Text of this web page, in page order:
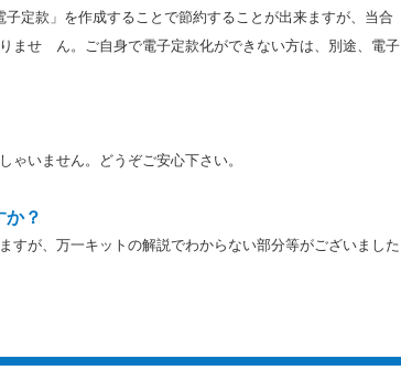
定款」を作成することで節約することが出来ますが、当合
ませ ん。ご自身で電子定款化ができない方は、別途、電子
いません。どうぞご安心下さい。
か？
すが、万一キットの解説でわからない部分等がございました